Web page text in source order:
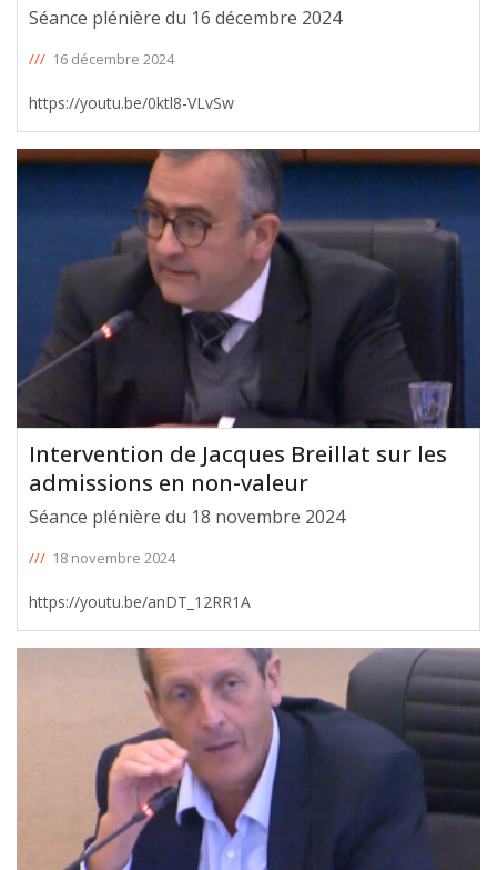
Séance plénière du 16 décembre 2024
/// 16 décembre 2024
https://youtu.be/0ktl8-VLvSw
Intervention de Jacques Breillat sur les
admissions en non-valeur
Séance plénière du 18 novembre 2024
/// 18 novembre 2024
https://youtu.be/anDT_12RR1A